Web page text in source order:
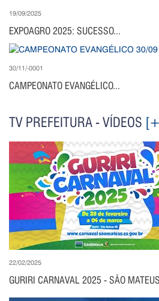
19/09/2025
EXPOAGRO 2025: SUCESSO...
30/11/-0001
CAMPEONATO EVANGÉLICO...
TV PREFEITURA - VÍDEOS
22/02/2025
GURIRI CARNAVAL 2025 - SÃO